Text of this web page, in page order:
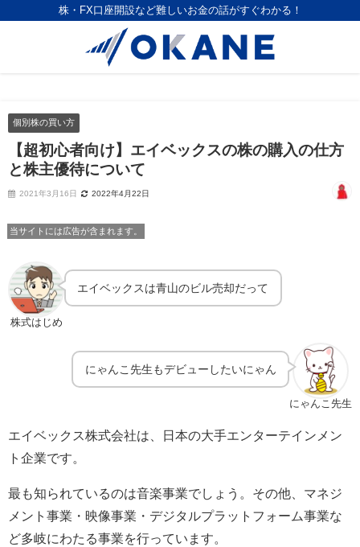
株・FX口座開設など難しいお金の話がすぐわかる！
個別株の買い方
【超初心者向け】エイベックスの株の購入の仕方
と株主優待について
2021年3月16日 2022年4月22日
当サイトには広告が含まれます。
株式はじめ
エイベックスは青山のビル売却だって
にゃんこ先生
にゃんこ先生もデビューしたいにゃん
エイベックス株式会社は、日本の大手エンターテインメン
ト企業です。
最も知られているのは音楽事業でしょう。その他、マネジ
メント事業・映像事業・デジタルプラットフォーム事業な
ど多岐にわたる事業を行っています。